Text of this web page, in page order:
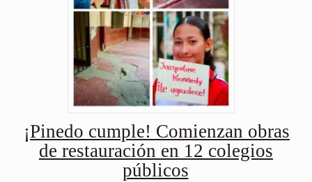
¡Pinedo cumple! Comienzan obras
de restauración en 12 colegios
públicos